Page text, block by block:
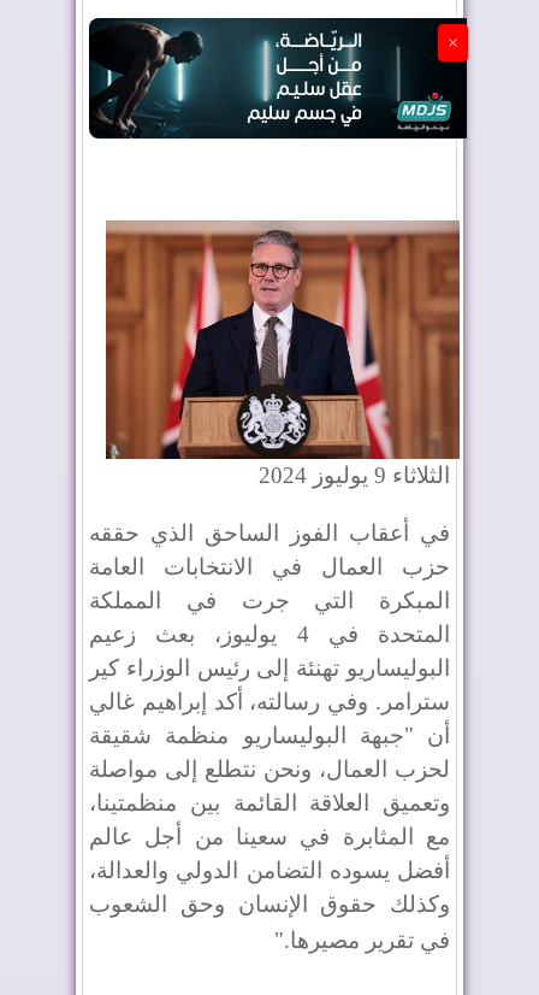
×
الثلاثاء 9 يوليوز 2024
في أعقاب الفوز الساحق الذي حققه
حزب العمال في الانتخابات العامة
المبكرة التي جرت في المملكة
المتحدة في 4 يوليوز، بعث زعيم
البوليساريو تهنئة إلى رئيس الوزراء كير
سترامر. وفي رسالته، أكد إبراهيم غالي
أن "جبهة البوليساريو منظمة شقيقة
لحزب العمال، ونحن نتطلع إلى مواصلة
وتعميق العلاقة القائمة بين منظمتينا،
مع المثابرة في سعينا من أجل عالم
أفضل يسوده التضامن الدولي والعدالة،
وكذلك حقوق الإنسان وحق الشعوب
في تقرير مصيرها".